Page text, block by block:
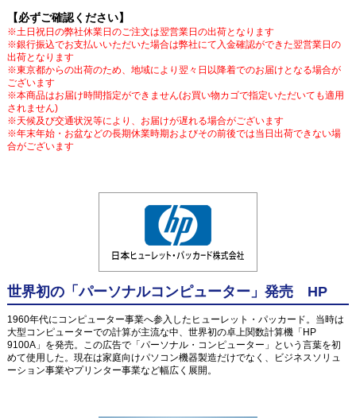
【必ずご確認ください】
※土日祝日の弊社休業日のご注文は翌営業日の出荷となります
※銀行振込でお支払いいただいた場合は弊社にて入金確認ができた翌営業日の
出荷となります
※東京都からの出荷のため、地域により翌々日以降着でのお届けとなる場合が
ございます
※本商品はお届け時間指定ができません(お買い物カゴで指定いただいても適用
されません)
※天候及び交通状況等により、お届けが遅れる場合がございます
※年末年始・お盆などの長期休業時期およびその前後では当日出荷できない場
合がございます
世界初の「パーソナルコンピューター」発売 HP
1960年代にコンピューター事業へ参入したヒューレット・パッカード。当時は
大型コンピューターでの計算が主流な中、世界初の卓上関数計算機「HP
9100A」を発売。この広告で「パーソナル・コンピューター」という言葉を初
めて使用した。現在は家庭向けパソコン機器製造だけでなく、ビジネスソリュ
ーション事業やプリンター事業など幅広く展開。